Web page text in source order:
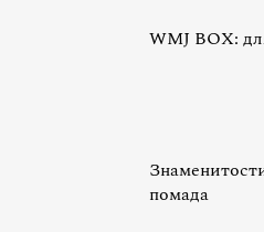
WMJ BOX:
помада